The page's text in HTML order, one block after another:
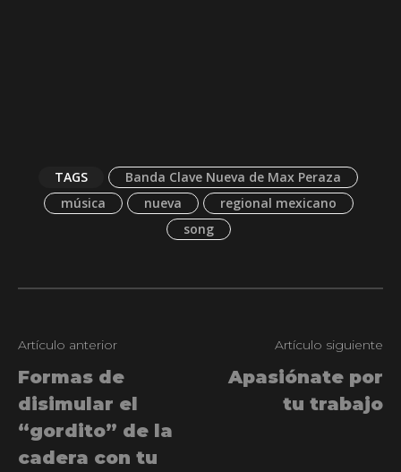
TAGS
Banda Clave Nueva de Max Peraza
música
nueva
regional mexicano
song
Artículo anterior
Formas de
disimular el
“gordito” de la
cadera con tu
Artículo siguiente
Apasiónate por
tu trabajo